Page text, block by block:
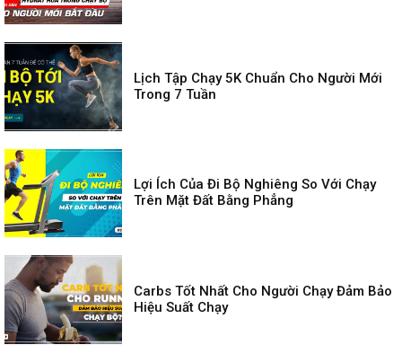
Lịch Tập Chạy 5K Chuẩn Cho Người Mới
Trong 7 Tuần
Lợi Ích Của Đi Bộ Nghiêng So Với Chạy
Trên Mặt Đất Bằng Phẳng
Carbs Tốt Nhất Cho Người Chạy Đảm Bảo
Hiệu Suất Chạy